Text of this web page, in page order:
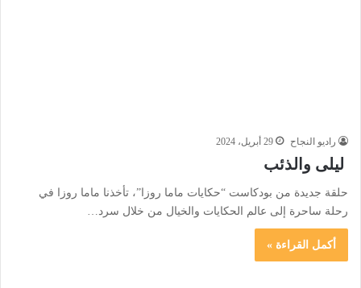
راديو النجاح 29 أبريل، 2024
ليلى والذئب
حلقة جديدة من بودكاست “حكايات ماما روزا”، تأخذنا ماما روزا في
رحلة ساحرة إلى عالم الحكايات والخيال من خلال سرد…
أكمل القراءة »